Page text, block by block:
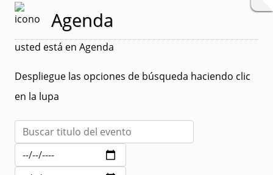
Agenda
usted está en Agenda
Despliegue las opciones de búsqueda haciendo clic
en la lupa